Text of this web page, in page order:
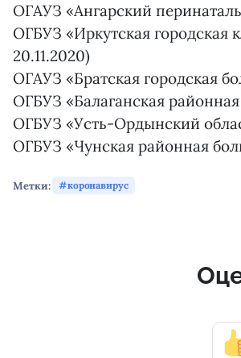
ОГАУЗ «Ангарский
ОГБУЗ «Иркутская городская
20.11.2020)
ОГАУЗ «Братская городская
ОГБУЗ «Балаганская
ОГБУЗ «Усть-Ордынский
ОГБУЗ «Чунская районная
Метки: коронавирус